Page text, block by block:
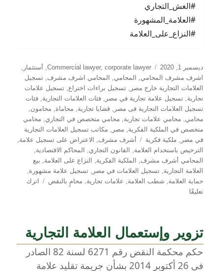
#الغش_التجاري
#العلامة_المشهورة
#النزاع_على_العلامة
نُشرت
في
ديسمبر 1, 2020 التصنيفات Commercial lawyer, corporate lawyer
, أستثمار ,
اشرف مشرف المحامي, المحامي, المحامي اشرف مشرف,تسجيل
العلامات التجارية خارج مصر ,تسجيل براءات اختراع,تسجيل علامات
تجارية,تسجيل علامة تجارية في مصر ,فئات العلامات التجارية,فئات
تسجيل العلامات التجارية فى مصر ,قضايا تجارية, محاماة, محامون,
محامي, محامي علامات تجارية, محامي متخصص في التجاري, محامي
متخصص في الملكية الفكرية, مصر , مكاتب تسجيل العلامات التجارية
في مصر , ملكية فكرية الوسوم
أشرف مشرف, الاعتراض على تسجيل علامة,
الترخيص باستخدام العلامة, القانون التجاري, المحاكم الاقتصادية,
المحامي أشرف مشرف, الملكية الفكرية, النزاع على العلامة, بيع
العلامة التجارية,تسجيل العلامات في مصر ,تسجيل علامة مشهورة,
حماية العلامة, شطب العلامة, علامات تجارية, محامٍ بالنقض
اترك
تعليقًا
في
القانون
المصري
–
تزوير وإستعمال العلامة التجارية
حكم محكمة النقض رقم 6271 لسنة 82 الصادر
في 26 أكتوبر 2014 بشأن جريمة تقليد علامة